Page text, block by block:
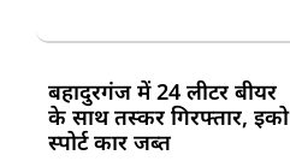
बहादुरगंज में 24 लीटर बीयर
के साथ तस्कर गिरफ्तार, इको
स्पोर्ट कार जब्त